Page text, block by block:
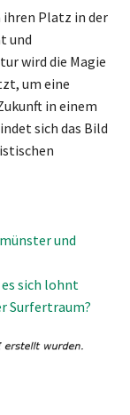
ihren Platz in der
und
wird die Magie
um eine
in einem
sich das Bild
und
sich lohnt
Surfertraum?